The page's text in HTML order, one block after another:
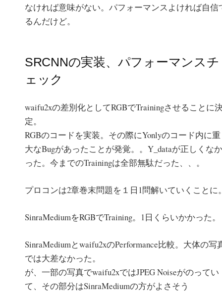
なければ意味がない。パフォーマンスよければ自信
るんだけど。
SRCNNの実装、パフォーマンスチ
ェック
waifu2xの差別化としてRGBでTrainingさせることに
定。
RGBのコードを実装。その際にYonlyのコード内に重
大なBugがあったことが発覚。。Y_dataが正しくなか
った。今までのTrainingは全部無駄だった、、。
プロコンは2章巻末問題を１日1問解いていくことに
SinraMediumをRGBでTraining。1日くらいかかった。
SinraMediumとwaifu2xのPerformance比較。大体の写
では大差なかった。
が、一部の写真でwaifu2xではJPEG Noiseがのってい
て、その部分はSinraMediumの方がよさそう